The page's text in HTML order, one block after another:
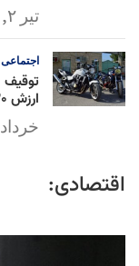
تیر ۲, ۱۴۰۵
اجتماعی
ارزش ۲۰ میلیارد ریال در کشف جدید پلیس
خرداد ۳۰, ۱۴۰۵
اقتصادی: